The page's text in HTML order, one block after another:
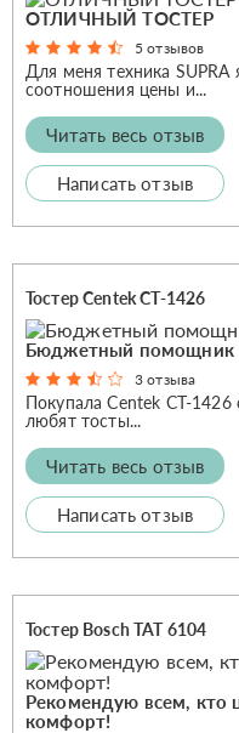
ОТЛИЧНЫЙ ТОСТЕР
5 отзывов
Для меня техника
соотношения цены и...
Читать весь отзыв
Написать отзыв
Тостер Centek CT-1426
Бюджетный помощник
3 отзыва
Покупала Centek CT-
любят тосты...
Читать весь отзыв
Написать отзыв
Тостер Bosch TAT 6104
Рекомендую всем, кто
комфорт!